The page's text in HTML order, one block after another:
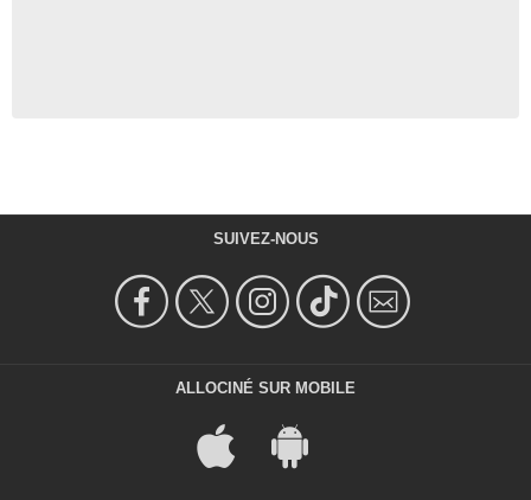
SUIVEZ-NOUS
ALLOCINÉ SUR MOBILE